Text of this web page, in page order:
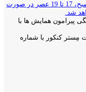
زمان های پاسخگویی: ساعت 10 تا 12 صبح، 17 تا 19 عصر در صورت
شد.
پیرامون همایش ها با
مِستر کنکور با شماره